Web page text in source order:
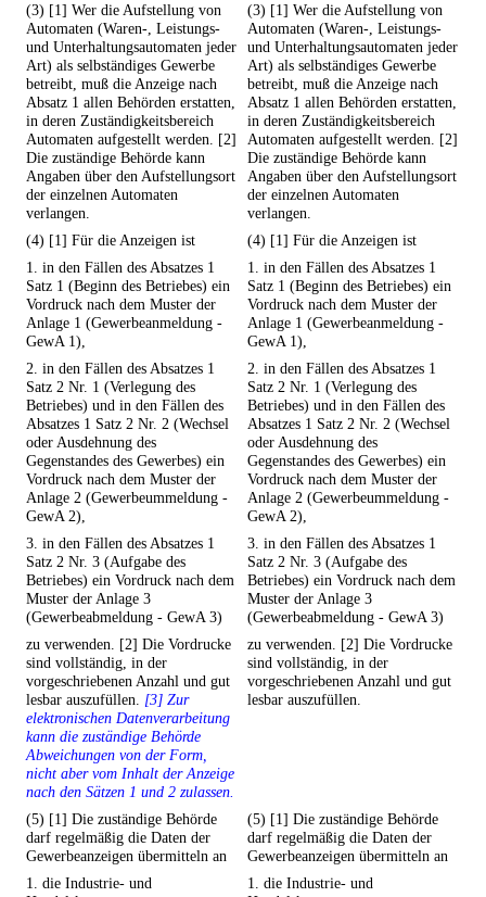
(3) [1] Wer die Aufstellung von
Automaten (Waren-, Leistungs-
und Unterhaltungsautomaten jeder
Art) als selbständiges Gewerbe
betreibt, muß die Anzeige nach
Absatz 1 allen Behörden erstatten,
in deren Zuständigkeitsbereich
Automaten aufgestellt werden. [2]
Die zuständige Behörde kann
Angaben über den Aufstellungsort
der einzelnen Automaten
verlangen.
(3) [1] Wer die Aufstellung von
Automaten (Waren-, Leistungs-
und Unterhaltungsautomaten jeder
Art) als selbständiges Gewerbe
betreibt, muß die Anzeige nach
Absatz 1 allen Behörden erstatten,
in deren Zuständigkeitsbereich
Automaten aufgestellt werden. [2]
Die zuständige Behörde kann
Angaben über den Aufstellungsort
der einzelnen Automaten
verlangen.
(4) [1] Für die Anzeigen ist
(4) [1] Für die Anzeigen ist
1. in den Fällen des Absatzes 1
Satz 1 (Beginn des Betriebes) ein
Vordruck nach dem Muster der
Anlage 1 (Gewerbeanmeldung -
GewA 1),
1. in den Fällen des Absatzes 1
Satz 1 (Beginn des Betriebes) ein
Vordruck nach dem Muster der
Anlage 1 (Gewerbeanmeldung -
GewA 1),
2. in den Fällen des Absatzes 1
Satz 2 Nr. 1 (Verlegung des
Betriebes) und in den Fällen des
Absatzes 1 Satz 2 Nr. 2 (Wechsel
oder Ausdehnung des
Gegenstandes des Gewerbes) ein
Vordruck nach dem Muster der
Anlage 2 (Gewerbeummeldung -
GewA 2),
2. in den Fällen des Absatzes 1
Satz 2 Nr. 1 (Verlegung des
Betriebes) und in den Fällen des
Absatzes 1 Satz 2 Nr. 2 (Wechsel
oder Ausdehnung des
Gegenstandes des Gewerbes) ein
Vordruck nach dem Muster der
Anlage 2 (Gewerbeummeldung -
GewA 2),
3. in den Fällen des Absatzes 1
Satz 2 Nr. 3 (Aufgabe des
Betriebes) ein Vordruck nach dem
Muster der Anlage 3
(Gewerbeabmeldung - GewA 3)
3. in den Fällen des Absatzes 1
Satz 2 Nr. 3 (Aufgabe des
Betriebes) ein Vordruck nach dem
Muster der Anlage 3
(Gewerbeabmeldung - GewA 3)
zu verwenden. [2] Die Vordrucke
sind vollständig, in der
vorgeschriebenen Anzahl und gut
lesbar auszufüllen. [3] Zur
elektronischen Datenverarbeitung
kann die zuständige Behörde
Abweichungen von der Form,
nicht aber vom Inhalt der Anzeige
nach den Sätzen 1 und 2 zulassen.
zu verwenden. [2] Die Vordrucke
sind vollständig, in der
vorgeschriebenen Anzahl und gut
lesbar auszufüllen.
(5) [1] Die zuständige Behörde
darf regelmäßig die Daten der
Gewerbeanzeigen übermitteln an
(5) [1] Die zuständige Behörde
darf regelmäßig die Daten der
Gewerbeanzeigen übermitteln an
1. die Industrie- und
1. die Industrie- und